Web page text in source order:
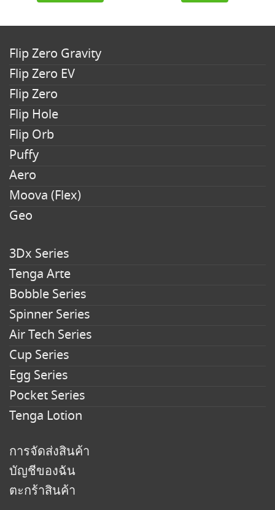
Flip Zero Gravity
Flip Zero EV
Flip Zero
Flip Hole
Flip Orb
Puffy
Aero
Moova (Flex)
Geo
3Dx Series
Tenga Arte
Bobble Series
Spinner Series
Air Tech Series
Cup Series
Egg Series
Pocket Series
Tenga Lotion
การจัดส่งสินค้า
บัญชีของฉัน
ตะกร้าสินค้า